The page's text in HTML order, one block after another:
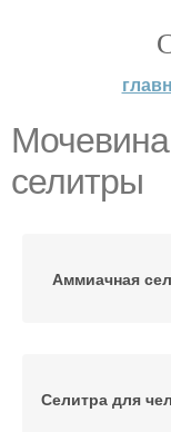
селитры
Аммиачная
Селитра для